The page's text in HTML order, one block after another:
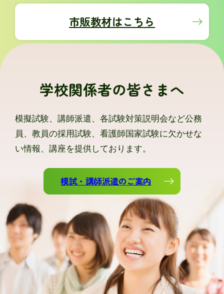
市販教材はこちら
学校関係者の皆さまへ
模擬試験、講師派遣、各試験対策説明会など公務
員、教員の採用試験、看護師国家試験に欠かせな
い情報、講座を提供しております。
模試・講師派遣のご案内